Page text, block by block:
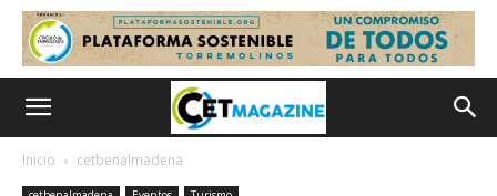
Inicio cetbenalmadena